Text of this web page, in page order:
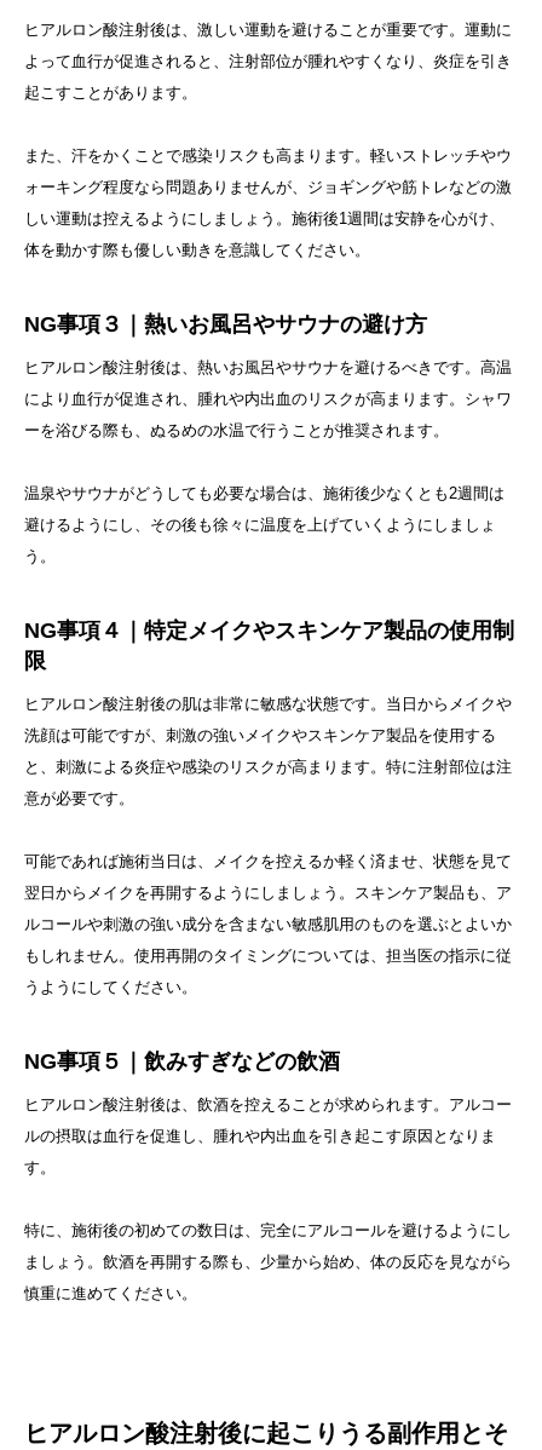
ヒアルロン酸注射後は、激しい運動を避けることが重要です。運動に
よって血行が促進されると、注射部位が腫れやすくなり、炎症を引き
起こすことがあります。
また、汗をかくことで感染リスクも高まります。軽いストレッチやウ
ォーキング程度なら問題ありませんが、ジョギングや筋トレなどの激
しい運動は控えるようにしましょう。施術後1週間は安静を心がけ、
体を動かす際も優しい動きを意識してください。
NG事項３｜熱いお風呂やサウナの避け方
ヒアルロン酸注射後は、熱いお風呂やサウナを避けるべきです。高温
により血行が促進され、腫れや内出血のリスクが高まります。シャワ
ーを浴びる際も、ぬるめの水温で行うことが推奨されます。
温泉やサウナがどうしても必要な場合は、施術後少なくとも2週間は
避けるようにし、その後も徐々に温度を上げていくようにしましょ
う。
NG事項４｜特定メイクやスキンケア製品の使用制
限
ヒアルロン酸注射後の肌は非常に敏感な状態です。当日からメイクや
洗顔は可能ですが、刺激の強いメイクやスキンケア製品を使用する
と、刺激による炎症や感染のリスクが高まります。特に注射部位は注
意が必要です。
可能であれば施術当日は、メイクを控えるか軽く済ませ、状態を見て
翌日からメイクを再開するようにしましょう。スキンケア製品も、ア
ルコールや刺激の強い成分を含まない敏感肌用のものを選ぶとよいか
もしれません。使用再開のタイミングについては、担当医の指示に従
うようにしてください。
NG事項５｜飲みすぎなどの飲酒
ヒアルロン酸注射後は、飲酒を控えることが求められます。アルコー
ルの摂取は血行を促進し、腫れや内出血を引き起こす原因となりま
す。
特に、施術後の初めての数日は、完全にアルコールを避けるようにし
ましょう。飲酒を再開する際も、少量から始め、体の反応を見ながら
慎重に進めてください。
ヒアルロン酸注射後に起こりうる副作用とそ